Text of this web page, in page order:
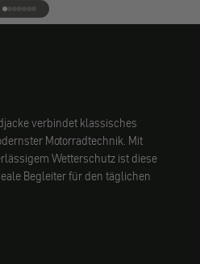
Gehe zu Element 1
Gehe zu Element 2
Gehe zu Element 3
Gehe zu Element 4
Gehe zu Element 5
Gehe zu Element 6
Gehe zu Element 7
verbindet klassisches
Motorradtechnik. Mit
Wetterschutz ist diese
Begleiter für den täglichen